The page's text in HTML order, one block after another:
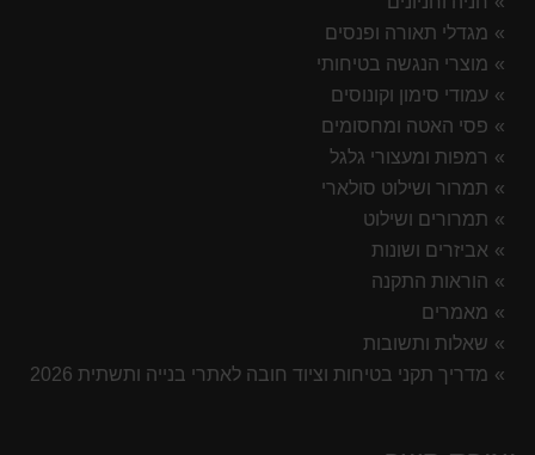
מגדלי תאורה ופנסים
מוצרי הנגשה בטיחותי
עמודי סימון וקונוסים
פסי האטה ומחסומים
רמפות ומעצורי גלגל
תמרור ושילוט סולארי
תמרורים ושילוט
אביזרים ושונות
הוראות התקנה
מאמרים
שאלות ותשובות
מדריך תקני בטיחות וציוד חובה לאתרי בנייה ותשתית 2026